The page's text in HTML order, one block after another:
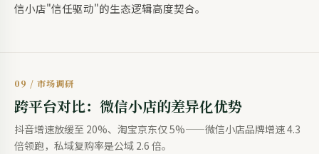
信小店"信任驱动"的生态逻辑高度契合。
09 / 市场调研
跨平台对比：微信小店的差异化优势
抖音增速放缓至 20%、淘宝京东仅 5%——微信小店品牌增速 4.3
倍领跑，私域复购率是公域 2.6 倍。